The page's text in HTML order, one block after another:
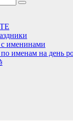
именинами
именам на день